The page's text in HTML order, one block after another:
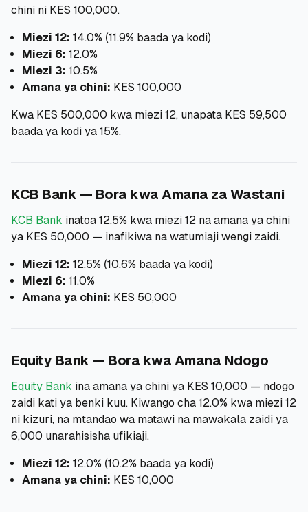
chini ni KES 100,000.
Miezi 12: 14.0% (11.9% baada ya kodi)
Miezi 6: 12.0%
Miezi 3: 10.5%
Amana ya chini: KES 100,000
Kwa KES 500,000 kwa miezi 12, unapata KES 59,500
baada ya kodi ya 15%.
KCB Bank — Bora kwa Amana za Wastani
KCB Bank inatoa 12.5% kwa miezi 12 na amana ya chini
ya KES 50,000 — inafikiwa na watumiaji wengi zaidi.
Miezi 12: 12.5% (10.6% baada ya kodi)
Miezi 6: 11.0%
Amana ya chini: KES 50,000
Equity Bank — Bora kwa Amana Ndogo
Equity Bank ina amana ya chini ya KES 10,000 — ndogo
zaidi kati ya benki kuu. Kiwango cha 12.0% kwa miezi 12
ni kizuri, na mtandao wa matawi na mawakala zaidi ya
6,000 unarahisisha ufikiaji.
Miezi 12: 12.0% (10.2% baada ya kodi)
Amana ya chini: KES 10,000